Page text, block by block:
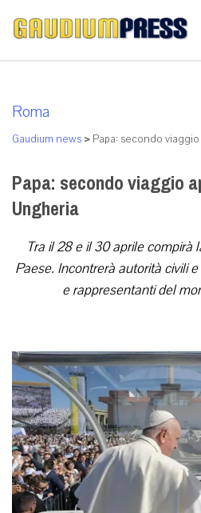
Roma
Gaudium news > Papa: secondo
Papa: secondo viaggio
Ungheria
Tra il 28 e il 30 aprile compirà
Paese. Incontrerà autorità civili
e rappresentanti del